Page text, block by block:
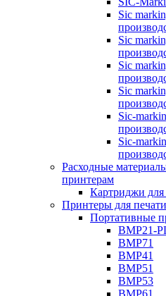
Sic
Sic
Sic
Sic
Sic-
Sic-
Расходные
принтерам
Картриджи для
Принтеры для печати
Портативные
BMP21-
BMP71
BMP41
BMP51
BMP53
BMP61